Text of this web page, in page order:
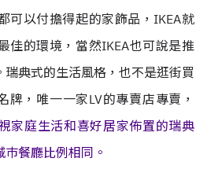
可以付擔得起的家飾品，IKEA就
佳的環境，當然IKEA也可說是推
瑞典式的生活風格，也不是逛街買
牌，唯一一家LV的專賣店專賣，
家庭生活和喜好居家佈置的瑞典
餐廳比例相同。